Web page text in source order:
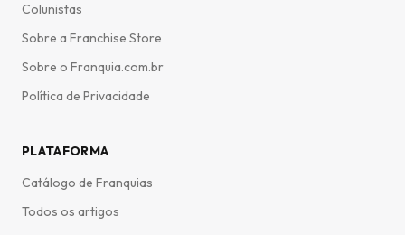
Colunistas
Sobre a Franchise Store
Sobre o Franquia.com.br
Política de Privacidade
PLATAFORMA
Catálogo de Franquias
Todos os artigos